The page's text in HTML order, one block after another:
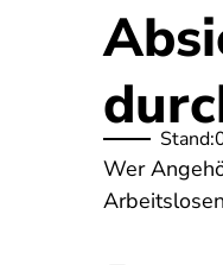
Stand:
Wer